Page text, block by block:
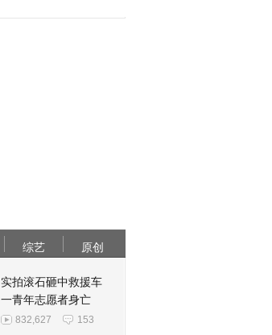
综艺 原创
实拍滚石砸中救援车
一青年志愿者身亡
832,627 153